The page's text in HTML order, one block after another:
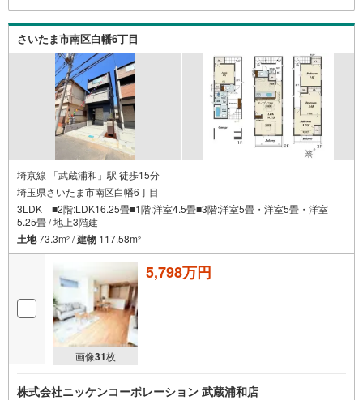
さいたま市南区白幡6丁目
埼京線 「武蔵浦和」駅 徒歩15分
埼玉県さいたま市南区白幡6丁目
3LDK ■2階:LDK16.25畳■1階:洋室4.5畳■3階:洋室5畳・洋室5畳・洋室
5.25畳 / 地上3階建
土地73.3m2 /建物 117.58m2
画像31枚
5,798万円
株式会社ニッケンコーポレーション 武蔵浦和店